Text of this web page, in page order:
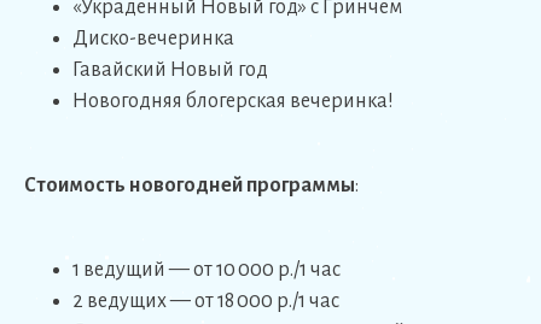
«Украденный Новый год» с Гринчем
Диско-вечеринка
Гавайский Новый год
Новогодняя блогерская вечеринка!
Стоимость новогодней программы:
1 ведущий — от 10 000 р./1 час
2 ведущих — от 18 000 р./1 час